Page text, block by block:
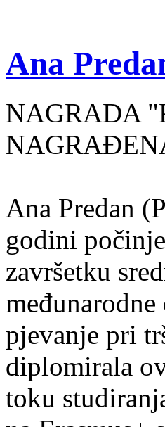
Ana
NAGRADA
Ana Predan
godini
završetku
pjevanje pri
diplomirala
toku